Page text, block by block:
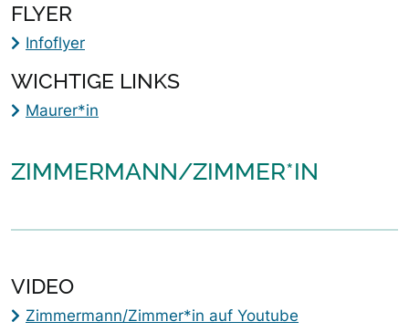
FLYER
Infoflyer
WICHTIGE LINKS
Maurer*in
ZIMMERMANN/ZIMMER*IN
VIDEO
Zimmermann/Zimmer*in auf Youtube